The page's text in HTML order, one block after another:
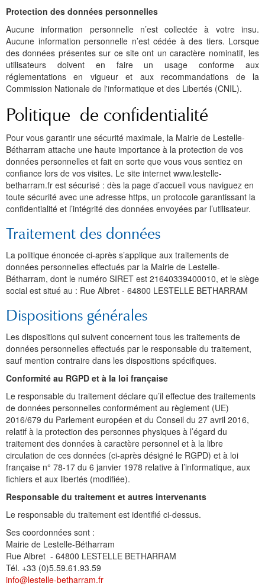
Protection des données personnelles
Aucune information personnelle n’est collectée à votre insu.
Aucune information personnelle n’est cédée à des tiers. Lorsque
des données présentes sur ce site ont un caractère nominatif, les
utilisateurs doivent en faire un usage conforme aux
réglementations en vigueur et aux recommandations de la
Commission Nationale de l'informatique et des Libertés (CNIL).
Politique de confidentialité
Pour vous garantir une sécurité maximale, la Mairie de Lestelle-
Bétharram attache une haute importance à la protection de vos
données personnelles et fait en sorte que vous vous sentiez en
confiance lors de vos visites. Le site internet www.lestelle-
betharram.fr est sécurisé : dès la page d’accueil vous naviguez en
toute sécurité avec une adresse https, un protocole garantissant la
confidentialité et l’intégrité des données envoyées par l’utilisateur.
Traitement des données
La politique énoncée ci-après s’applique aux traitements de
données personnelles effectués par la Mairie de Lestelle-
Bétharram, dont le numéro SIRET est 21640339400010, et le siège
social est situé au : Rue Albret - 64800 LESTELLE BETHARRAM
Dispositions générales
Les dispositions qui suivent concernent tous les traitements de
données personnelles effectués par le responsable du traitement,
sauf mention contraire dans les dispositions spécifiques.
Conformité au RGPD et à la loi française
Le responsable du traitement déclare qu’il effectue des traitements
de données personnelles conformément au règlement (UE)
2016/679 du Parlement européen et du Conseil du 27 avril 2016,
relatif à la protection des personnes physiques à l’égard du
traitement des données à caractère personnel et à la libre
circulation de ces données (ci-après désigné le RGPD) et à loi
française n° 78-17 du 6 janvier 1978 relative à l’informatique, aux
fichiers et aux libertés (modifiée).
Responsable du traitement et autres intervenants
Le responsable du traitement est identifié ci-dessus.
Ses coordonnées sont :
Mairie de Lestelle-Bétharram
Rue Albret - 64800 LESTELLE BETHARRAM
Tél. +33 (0)5.59.61.93.59
info@lestelle-betharram.fr